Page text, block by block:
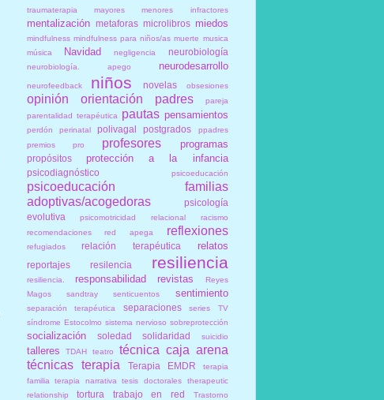
traumaterapia
mayores menores infractores
mentalización metaforas microlibros miedos
mindfulness mindfulness para niños/as muerte musica
música
Navidad negligencia neurobiología
neurobiología. apego neurodesarrollo
neurofeedback niños novelas obsesiones
opinión orientación padres
pareja
parentalidad terapéutica
pautas pensamientos
perdón perinatal polivagal postgrados
ppadres
premios
pro profesores programas
propósitos protección a la infancia
psicodiagnóstico psicoeducación
psicoeducación familias
adoptivas/acogedoras
psicología
evolutiva
psicomotricidad relacional
racismo
recomendaciones
red apega reflexiones
refugiados relación terapéutica relatos
reportajes resilencia resiliencia
resiliencia. responsabilidad revistas
Reyes
Magos
sandtray senticuentos sentimiento
separación terapéutica separaciones
series TV
síndrome Estocolmo sistema nervioso sobreprotección
socialización soledad solidaridad suicidio
talleres TDAH teatro
técnica caja arena
técnicas
terapia Terapia EMDR
terapia
familia
terapia narrativa tesis doctorales
therapeutic
relationship
tortura trabajo en red
Trastorno